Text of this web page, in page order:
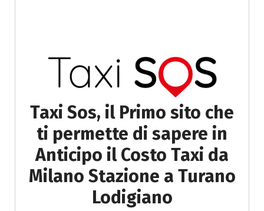
Taxi Sos, il Primo sito che
ti permette di sapere in
Anticipo il Costo Taxi da
Milano Stazione a Turano
Lodigiano